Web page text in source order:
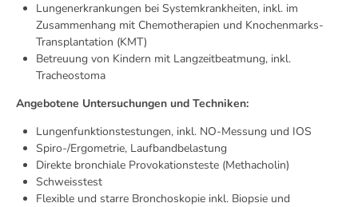
Lungenerkrankungen bei Systemkrankheiten, inkl. im
Zusammenhang mit Chemotherapien und Knochenmarks-
Transplantation (KMT)
Betreuung von Kindern mit Langzeitbeatmung, inkl.
Tracheostoma
Angebotene Untersuchungen und Techniken:
Lungenfunktionstestungen, inkl. NO-Messung und IOS
Spiro-/Ergometrie, Laufbandbelastung
Direkte bronchiale Provokationsteste (Methacholin)
Schweisstest
Flexible und starre Bronchoskopie inkl. Biopsie und